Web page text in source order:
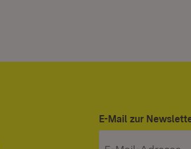
E-Mail zur